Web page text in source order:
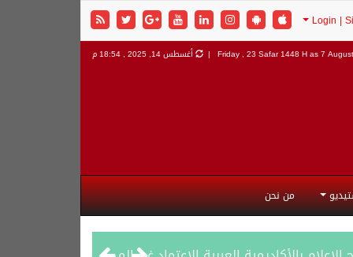
Friday , 23 Safar 1448 H as7 أغسطس 14, 2025 , 18:54 م
من نحن